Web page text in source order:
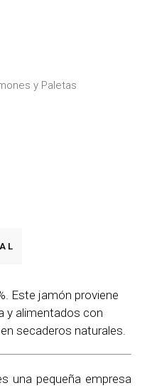
y Paletas
Este jamón proviene
y alimentados con
secaderos naturales.
una pequeña empresa